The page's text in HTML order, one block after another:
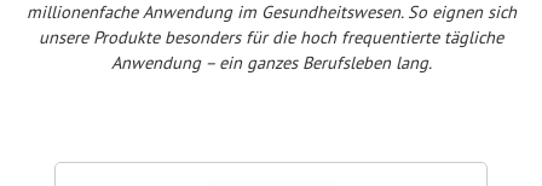
millionenfache Anwendung im Gesundheitswesen. So eignen sich
unsere Produkte besonders für die hoch frequentierte tägliche
Anwendung – ein ganzes Berufsleben lang.
Produktgalerie überspringen